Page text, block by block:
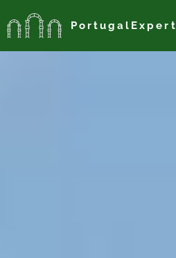
PortugalExpert